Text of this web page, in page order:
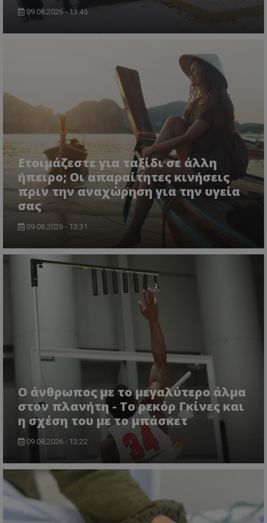
09.08.2026 - 13:45
Ετοιμάζεστε για ταξίδι σε άλλη
ήπειρο; Οι απαραίτητες κινήσεις
πριν την αναχώρηση για την υγεία
σας
09.08.2026 - 13:31
Ο άνθρωπος με το μεγαλύτερο άλμα
στον πλανήτη - Το ρεκόρ Γκίνες και
η σχέση του με το μπάσκετ
09.08.2026 - 13:22